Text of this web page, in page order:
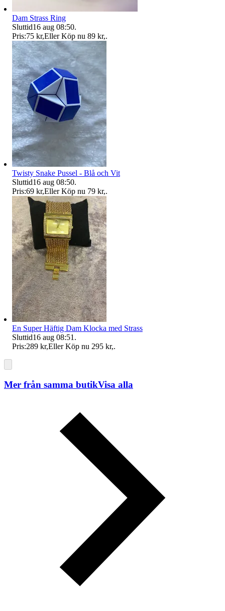
Dam Strass Ring
Sluttid16 aug 08:50.
Pris:75 kr,Eller Köp nu 89 kr,.
Twisty Snake Pussel - Blå och Vit
Sluttid16 aug 08:50.
Pris:69 kr,Eller Köp nu 79 kr,.
En Super Häftig Dam Klocka med Strass
Sluttid16 aug 08:51 .
Pris:289 kr,Eller Köp nu 295 kr,.
Mer från samma butikVisa alla